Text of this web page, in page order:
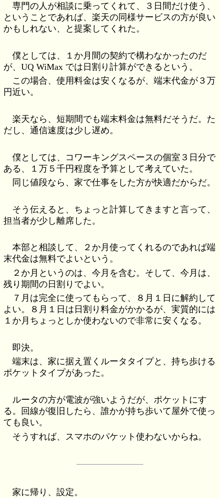
専門の人が相談に乗ってくれて、３日間だけ使う、
ということであれば、楽天の同様サービスの方が良い
かもしれない、と提案してくれた。
僕としては、１か月間の契約で構わなかったのだ
が、UQ WiMax では日割り計算ができるという。
この場合、使用料金は安くなるが、端末代金が３万
円近い。
楽天なら、短期間でも端末料金は無料だそうだ。た
だし、通信速度は少し遅め。
僕としては、コワーキングスペースの個室３日分で
ある、１万５千円程度を予算として考えていた。
同じ値段なら、家で仕事をした方が快適だからだ。
そう伝えると、ちょっと計算してきますと言って、
担当者が少し離席した。
本部と相談して、２か月使ってくれるのであれば端
末代金は無料でよいという。
２か月というのは、今月を含む。そして、今月は、
残り期間の日割りでよい。
７月は完全に使ってもらって、８月１日に解約して
よい。８月１日は日割り料金がかかるが、実質的には
１か月ちょっとしか使わないので非常に安くなる。
即決。
端末は、家に据え置くルータタイプと、持ち歩ける
ポケットタイプがあった。
ルータの方が電波が強いようだが、ポケットにす
る。回線が復旧したら、誰かが持ち歩いて屋外で使っ
ても良い。
そうすれば、スマホのパケット使わないからね。
家に帰り、設定。